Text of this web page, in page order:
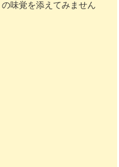
味覚を添えてみません